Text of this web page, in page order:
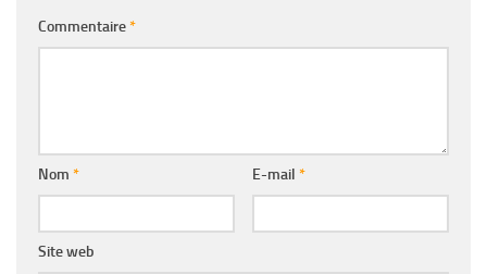
Commentaire*
Nom * E-mail *
Site web